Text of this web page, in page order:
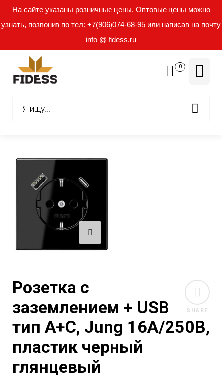
На сайте указаны розничные цены. Оптовые цены можно
узнать, позвонив по тел: +7(906)074-68-95 или написав на почту
info @ fidess.ru
0
SHARE
Розетка с
заземлением + USB
тип A+C, Jung 16А/250В,
пластик черный
глянцевый